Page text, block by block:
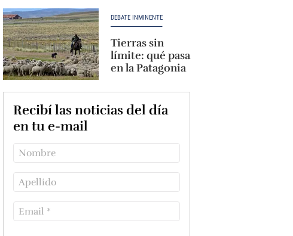
DEBATE INMINENTE
Tierras sin
límite: qué pasa
en la Patagonia
Recibí las noticias del día
en tu e-mail